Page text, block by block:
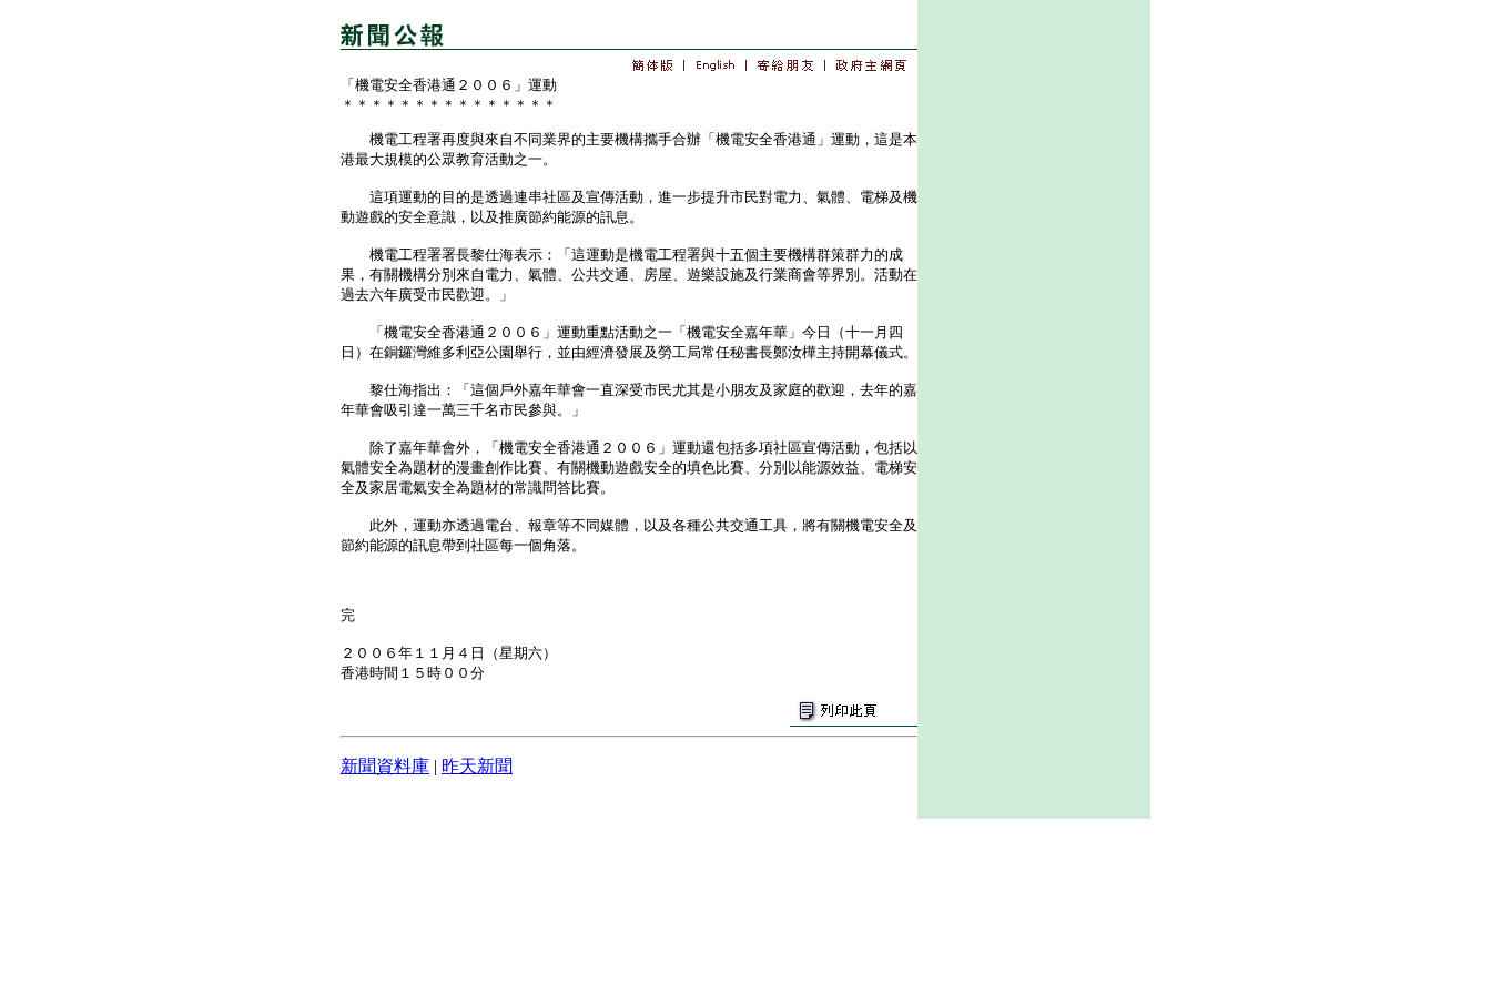
「機電安全香港通２００６」運動
＊＊＊＊＊＊＊＊＊＊＊＊＊＊＊
機電工程署再度與來自不同業界的主要機構攜手合辦「機電安全香港通」運動，這是本
港最大規模的公眾教育活動之一。
這項運動的目的是透過連串社區及宣傳活動，進一步提升市民對電力、氣體、電梯及機
動遊戲的安全意識，以及推廣節約能源的訊息。
機電工程署署長黎仕海表示：「這運動是機電工程署與十五個主要機構群策群力的成
果，有關機構分別來自電力、氣體、公共交通、房屋、遊樂設施及行業商會等界別。活動在
過去六年廣受市民歡迎。」
「機電安全香港通２００６」運動重點活動之一「機電安全嘉年華」今日（十一月四
日）在銅鑼灣維多利亞公園舉行，並由經濟發展及勞工局常任秘書長鄭汝樺主持開幕儀式。
黎仕海指出：「這個戶外嘉年華會一直深受市民尤其是小朋友及家庭的歡迎，去年的嘉
年華會吸引達一萬三千名市民參與。」
除了嘉年華會外，「機電安全香港通２００６」運動還包括多項社區宣傳活動，包括以
氣體安全為題材的漫畫創作比賽、有關機動遊戲安全的填色比賽、分別以能源效益、電梯安
全及家居電氣安全為題材的常識問答比賽。
此外，運動亦透過電台、報章等不同媒體，以及各種公共交通工具，將有關機電安全及
節約能源的訊息帶到社區每一個角落。
完
２００６年１１月４日（星期六）
香港時間１５時００分
新聞資料庫 | 昨天新聞